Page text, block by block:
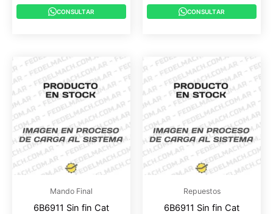
CONSULTAR CONSULTAR
Mando Final
6B6911 Sin fin Cat
Repuestos
6B6911 Sin fin Cat